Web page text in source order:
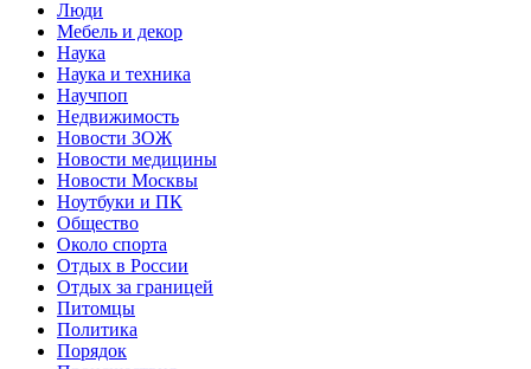
Люди
Мебель и декор
Наука
Наука и техника
Научпоп
Недвижимость
Новости ЗОЖ
Новости медицины
Новости Москвы
Ноутбуки и ПК
Общество
Около спорта
Отдых в России
Отдых за границей
Питомцы
Политика
Порядок